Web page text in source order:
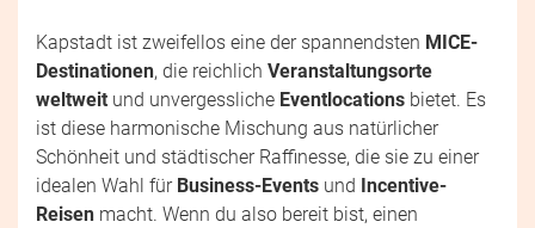
Kapstadt ist zweifellos eine der spannendsten MICE-
Destinationen, die reichlich Veranstaltungsorte
weltweit und unvergessliche Eventlocations bietet. Es
ist diese harmonische Mischung aus natürlicher
Schönheit und städtischer Raffinesse, die sie zu einer
idealen Wahl für Business-Events und Incentive-
Reisen macht. Wenn du also bereit bist, einen